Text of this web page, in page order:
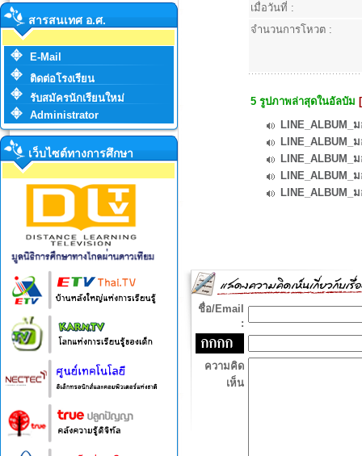
สารสนเทศ อ.ศ.
E-Mail
ติดต่อโรงเรียน
รับสมัครนักเรียนใหม่
Administrator
เว็บไซต์ทางการศึกษา
เมื่อวันที่ :
จำนวนการโหวต :
5 รูปภาพล่าสุดในอัลบัม
ชื่อ/Email
:
ความคิด
เห็น